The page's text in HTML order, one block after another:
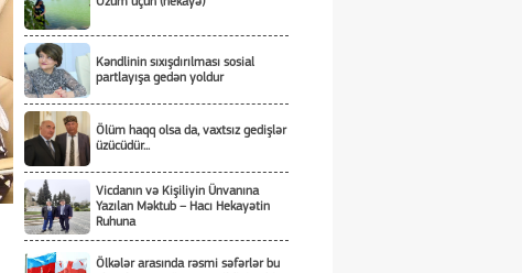
Kəndlinin sıxışdırılması sosial
partlayışa gedən yoldur
Ölüm haqq olsa da, vaxtsız gedişlər
üzücüdür...
Vicdanın və Kişiliyin Ünvanına
Yazılan Məktub – Hacı Hekayətin
Ruhuna
Ölkələr arasında rəsmi səfərlər bu